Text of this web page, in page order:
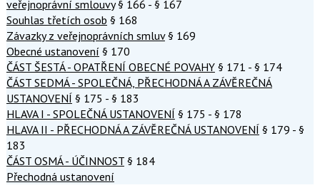
veřejnoprávní smlouvy § 166 - § 167
Souhlas třetích osob § 168
Závazky z veřejnoprávních smluv § 169
Obecné ustanovení § 170
ČÁST ŠESTÁ - OPATŘENÍ OBECNÉ POVAHY § 171 - § 174
ČÁST SEDMÁ - SPOLEČNÁ, PŘECHODNÁ A ZÁVĚREČNÁ
USTANOVENÍ § 175 - § 183
HLAVA I - SPOLEČNÁ USTANOVENÍ § 175 - § 178
HLAVA II - PŘECHODNÁ A ZÁVĚREČNÁ USTANOVENÍ § 179 - §
183
ČÁST OSMÁ - ÚČINNOST § 184
Přechodná ustanovení